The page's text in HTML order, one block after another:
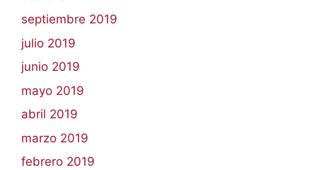
septiembre 2019
julio 2019
junio 2019
mayo 2019
abril 2019
marzo 2019
febrero 2019